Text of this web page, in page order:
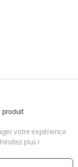
produit
votre expérience
plus !